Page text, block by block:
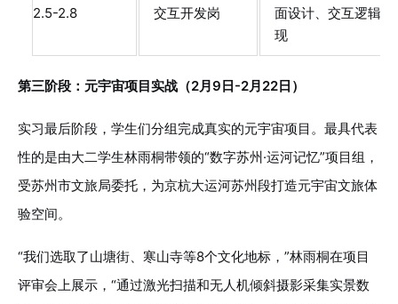
2.5-2.8 交互开发岗
面设计、交互逻辑实
现
第三阶段：元宇宙项目实战（2月9日-2月22日）
实习最后阶段，学生们分组完成真实的元宇宙项目。最具代表
性的是由大二学生林雨桐带领的“数字苏州·运河记忆”项目组，
受苏州市文旅局委托，为京杭大运河苏州段打造元宇宙文旅体
验空间。
“我们选取了山塘街、寒山寺等8个文化地标，”林雨桐在项目
评审会上展示，“通过激光扫描和无人机倾斜摄影采集实景数